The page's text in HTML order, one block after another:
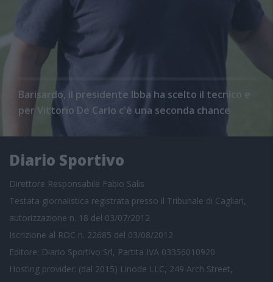
Barisardo, il presidente Ibba ha scelto il tecnico e
per Vittorio De Carlo c'è una seconda chance
Diario Sportivo
Direttore Responsabile Fabio Salis
Testata giornalistica registrata presso il Tribunale di Cagliari,
autorizzazione n. 18 del 03/07/2012
Iscrizione al ROC n. 22685 del 03/08/2012
Editore: Diario Sportivo Srl, Partita IVA 03356010920
Hosting provider: (dal 2015) Linode LLC, 249 Arch Street,